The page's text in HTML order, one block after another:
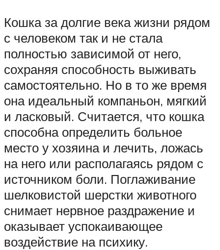
Кошка за долгие века жизни рядом
с человеком так и не стала
полностью зависимой от него,
сохраняя способность выживать
самостоятельно. Но в то же время
она идеальный компаньон, мягкий
и ласковый. Считается, что кошка
способна определить больное
место у хозяина и лечить, ложась
на него или располагаясь рядом с
источником боли. Поглаживание
шелковистой шерстки животного
снимает нервное раздражение и
оказывает успокаивающее
воздействие на психику.